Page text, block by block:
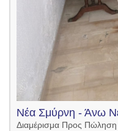
Νέα Σμύρνη - Άνω
Διαμέρισμα Προς Πώληση